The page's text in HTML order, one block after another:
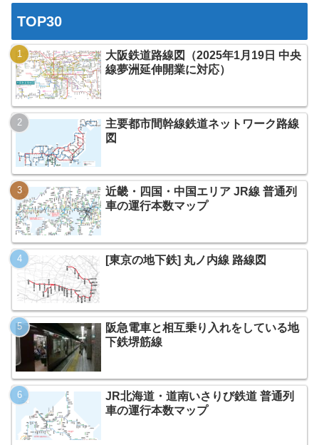
TOP30
大阪鉄道路線図（2025年1月19日 中央
線夢洲延伸開業に対応）
主要都市間幹線鉄道ネットワーク路線
図
近畿・四国・中国エリア JR線 普通列
車の運行本数マップ
[東京の地下鉄] 丸ノ内線 路線図
阪急電車と相互乗り入れをしている地
下鉄堺筋線
JR北海道・道南いさりび鉄道 普通列
車の運行本数マップ